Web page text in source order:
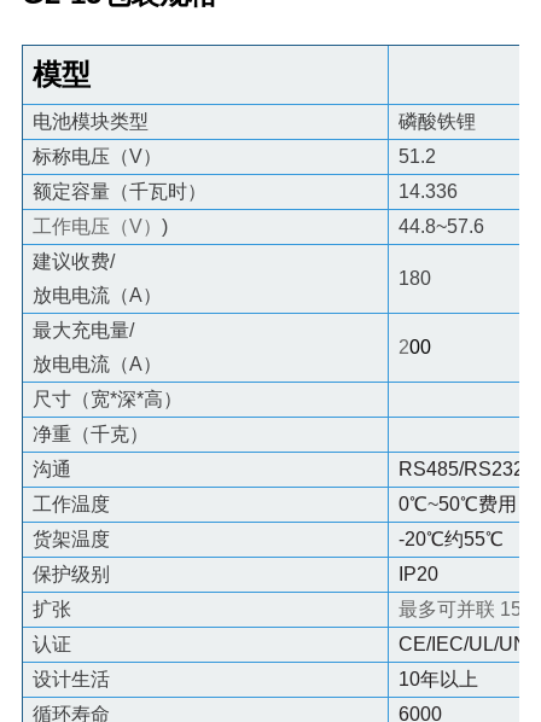
模型
电池模块类型
磷酸铁锂
标称电压（V）
51.2
额定容量（千瓦时）
14.336
工作电压（V） )
44.8~57.6
建议收费/
放电电流（A）
180
最大充电量/
放电电流（A）
200
尺寸（宽*深*高）
净重（千克）
沟通
RS485/RS232/
工作温度
0℃~50℃费用 -
货架温度
-20℃约55℃
保护级别
IP20
扩张
最多可并联 15
认证
CE/IEC/UL/
设计生活
10年以上
循环寿命
6000